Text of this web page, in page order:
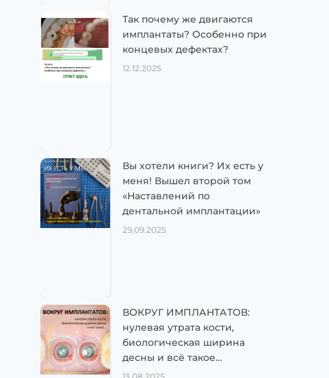
Так почему же двигаются
имплантаты? Особенно при
концевых дефектах?
12.12.2025
Вы хотели книги? Их есть у
меня! Вышел второй том
«Наставлений по
дентальной имплантации»
29.09.2025
ВОКРУГ ИМПЛАНТАТОВ:
нулевая утрата кости,
биологическая ширина
десны и всё такое…